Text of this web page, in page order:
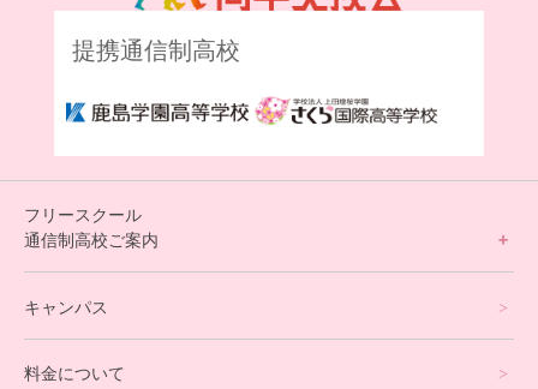
提携通信制高校
フリースクール
通信制高校ご案内
オンラインコース
キャンパス
料金について